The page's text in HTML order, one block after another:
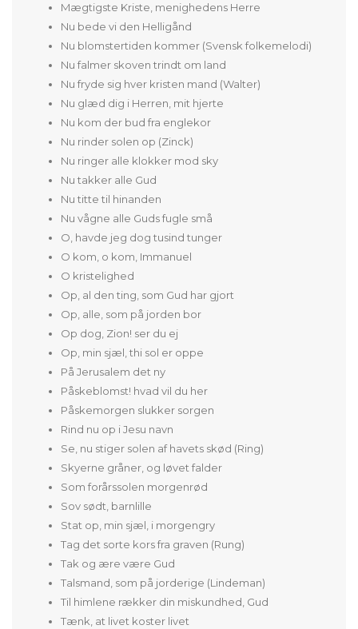
Mægtigste Kriste, menighedens Herre
Nu bede vi den Helligånd
Nu blomstertiden kommer (Svensk folkemelodi)
Nu falmer skoven trindt om land
Nu fryde sig hver kristen mand (Walter)
Nu glæd dig i Herren, mit hjerte
Nu kom der bud fra englekor
Nu rinder solen op (Zinck)
Nu ringer alle klokker mod sky
Nu takker alle Gud
Nu titte til hinanden
Nu vågne alle Guds fugle små
O, havde jeg dog tusind tunger
O kom, o kom, Immanuel
O kristelighed
Op, al den ting, som Gud har gjort
Op, alle, som på jorden bor
Op dog, Zion! ser du ej
Op, min sjæl, thi sol er oppe
På Jerusalem det ny
Påskeblomst! hvad vil du her
Påskemorgen slukker sorgen
Rind nu op i Jesu navn
Se, nu stiger solen af havets skød (Ring)
Skyerne gråner, og løvet falder
Som forårssolen morgenrød
Sov sødt, barnlille
Stat op, min sjæl, i morgengry
Tag det sorte kors fra graven (Rung)
Tak og ære være Gud
Talsmand, som på jorderige (Lindeman)
Til himlene rækker din miskundhed, Gud
Tænk, at livet koster livet